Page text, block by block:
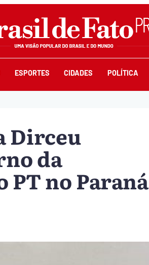
ESPORTES CIDADES POLÍTICA
Dirceu
da
no Paraná